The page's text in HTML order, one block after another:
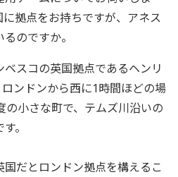
拠点をお持ちですが、アネス
のですか。
スコの英国拠点であるヘンリ
ンドンから西に1時間ほどの場
小さな町で、テムズ川沿いの
。
だとロンドン拠点を構えるこ